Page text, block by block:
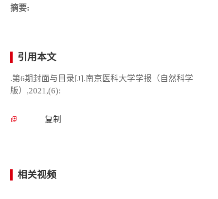
摘要:
引用本文
.第6期封面与目录[J].南京医科大学学报（自然科学
版）,2021,(6):
复制
相关视频